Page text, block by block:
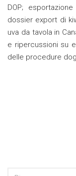
DOP;
dossier export di
uva da tavola in
e ripercussioni su
delle procedure